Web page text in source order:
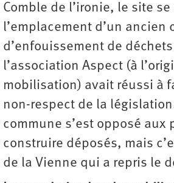
Comble de l’ironie, le site
l’emplacement d’un ancien
d’enfouissement de
l’association Aspect (à
mobilisation) avait réussi à
non-respect de la
commune s’est opposé aux
construire déposés, mais
de la Vienne qui a repris le